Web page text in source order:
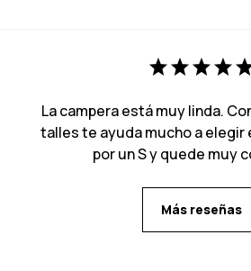
La campera está muy linda.
talles te ayuda mucho a elegir
por un S y quede muy
Más reseñas